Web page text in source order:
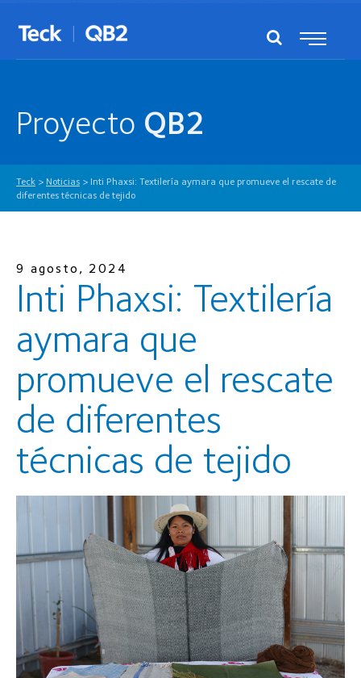
Proyecto QB2
Teck > Noticias > Inti Phaxsi: Textilería aymara que promueve el rescate de
diferentes técnicas de tejido
9 agosto, 2024
Inti Phaxsi: Textilería
aymara que
promueve el rescate
de diferentes
técnicas de tejido